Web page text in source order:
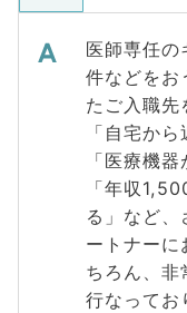
医師専任の
件などをお
たご入職先
「自宅か
「医療機
「年収
る」など
ートナーに
ちろん、非
行なってお